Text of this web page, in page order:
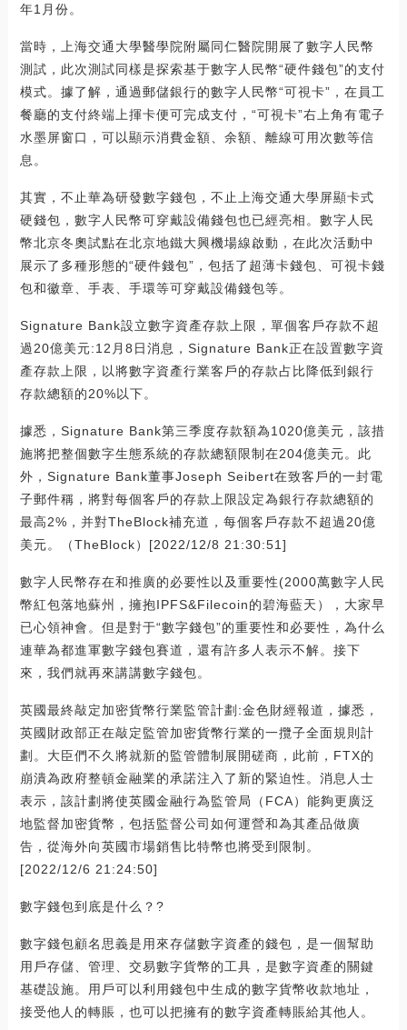
年1月份。
當時，上海交通大學醫學院附屬同仁醫院開展了數字人民幣
測試，此次測試同樣是探索基于數字人民幣“硬件錢包”的支付
模式。據了解，通過郵儲銀行的數字人民幣“可視卡”，在員工
餐廳的支付終端上揮卡便可完成支付，“可視卡”右上角有電子
水墨屏窗口，可以顯示消費金額、余額、離線可用次數等信
息。
其實，不止華為研發數字錢包，不止上海交通大學屏顯卡式
硬錢包，數字人民幣可穿戴設備錢包也已經亮相。數字人民
幣北京冬奧試點在北京地鐵大興機場線啟動，在此次活動中
展示了多種形態的“硬件錢包”，包括了超薄卡錢包、可視卡錢
包和徽章、手表、手環等可穿戴設備錢包等。
Signature Bank設立數字資產存款上限，單個客戶存款不超
過20億美元:12月8日消息，Signature Bank正在設置數字資
產存款上限，以將數字資產行業客戶的存款占比降低到銀行
存款總額的20%以下。
據悉，Signature Bank第三季度存款額為1020億美元，該措
施將把整個數字生態系統的存款總額限制在204億美元。此
外，Signature Bank董事Joseph Seibert在致客戶的一封電
子郵件稱，將對每個客戶的存款上限設定為銀行存款總額的
最高2%，并對TheBlock補充道，每個客戶存款不超過20億
美元。（TheBlock）[2022/12/8 21:30:51]
數字人民幣存在和推廣的必要性以及重要性(2000萬數字人民
幣紅包落地蘇州，擁抱IPFS&Filecoin的碧海藍天），大家早
已心領神會。但是對于“數字錢包”的重要性和必要性，為什么
連華為都進軍數字錢包賽道，還有許多人表示不解。接下
來，我們就再來講講數字錢包。
英國最終敲定加密貨幣行業監管計劃:金色財經報道，據悉，
英國財政部正在敲定監管加密貨幣行業的一攬子全面規則計
劃。大臣們不久將就新的監管體制展開磋商，此前，FTX的
崩潰為政府整頓金融業的承諾注入了新的緊迫性。消息人士
表示，該計劃將使英國金融行為監管局（FCA）能夠更廣泛
地監督加密貨幣，包括監督公司如何運營和為其產品做廣
告，從海外向英國市場銷售比特幣也將受到限制。
[2022/12/6 21:24:50]
數字錢包到底是什么？?
數字錢包顧名思義是用來存儲數字資產的錢包，是一個幫助
用戶存儲、管理、交易數字貨幣的工具，是數字資產的關鍵
基礎設施。用戶可以利用錢包中生成的數字貨幣收款地址，
接受他人的轉賬，也可以把擁有的數字資產轉賬給其他人。